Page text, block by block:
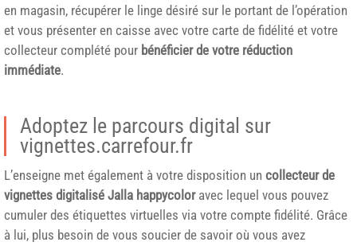
en magasin, récupérer le linge désiré sur le portant de l’opération
et vous présenter en caisse avec votre carte de fidélité et votre
collecteur complété pour bénéficier de votre réduction
immédiate.
Adoptez le parcours digital sur
vignettes.carrefour.fr
L’enseigne met également à votre disposition un collecteur de
vignettes digitalisé Jalla happycoloravec lequel vous pouvez
cumuler des étiquettes virtuelles via votre compte fidélité. Grâce
à lui, plus besoin de vous soucier de savoir où vous avez